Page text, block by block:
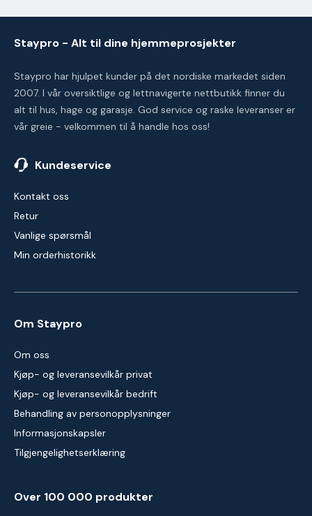
Staypro - Alt til dine hjemmeprosjekter
Staypro har hjulpet kunder på det nordiske markedet siden
2007. I vår oversiktlige og lettnavigerte nettbutikk finner du
alt til hus, hage og garasje. God service og raske leveranser er
vår greie - velkommen til å handle hos oss!
Kundeservice
Kontakt oss
Retur
Vanlige spørsmål
Min orderhistorikk
Om Staypro
Om oss
Kjøp- og leveransevilkår privat
Kjøp- og leveransevilkår bedrift
Behandling av personopplysninger
Informasjonskapsler
Tilgjengelighetserklæring
Over 100 000 produkter